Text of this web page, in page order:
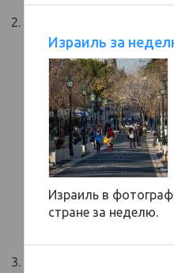
Израиль за
Израиль в
стране за неделю.